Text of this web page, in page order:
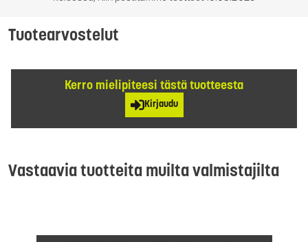
Tuotearvostelut
Kerro mielipiteesi tästä tuotteesta
Kirjaudu
Vastaavia tuotteita muilta valmistajilta